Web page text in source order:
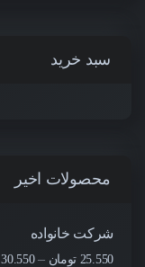
سبد خرید
محصولات اخیر
شرکت خانواده
25.550 تومان –
30.550